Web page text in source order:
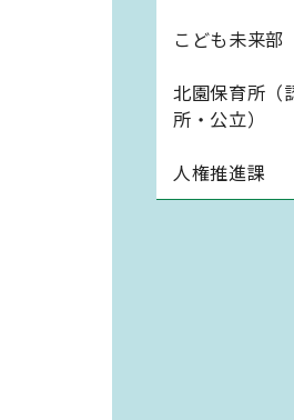
こども未来部
北園保育所（
所・公立）
人権推進課